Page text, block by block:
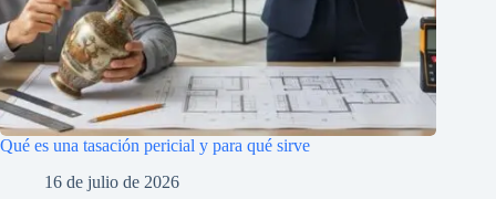
Qué es una tasación pericial y para qué sirve
16 de julio de 2026